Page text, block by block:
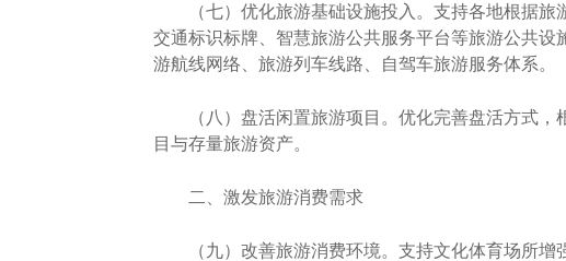
（七）优化旅游基础设施投入。支持各地根据旅
交通标识标牌、智慧旅游公共服务平台等旅游公共
游航线网络、旅游列车线路、自驾车旅游服务体系。
（八）盘活闲置旅游项目。优化完善盘活方式，
目与存量旅游资产。
二、激发旅游消费需求
（九）改善旅游消费环境。支持文化体育场所增